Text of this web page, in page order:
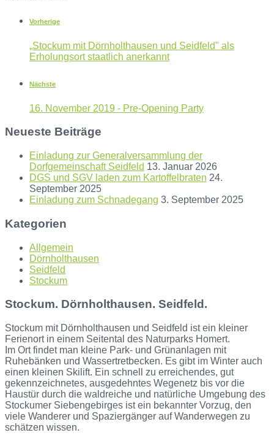
Vorherige
„Stockum mit Dörnholthausen und Seidfeld" als
Erholungsort staatlich anerkannt
Nächste
16. November 2019 - Pre-Opening Party
Neueste Beiträge
Einladung zur Generalversammlung der
Dorfgemeinschaft Seidfeld 13. Januar 2026
DGS und SGV laden zum Kartoffelbraten 24.
September 2025
Einladung zum Schnadegang 3. September 2025
Kategorien
Allgemein
Dörnholthausen
Seidfeld
Stockum
Stockum. Dörnholthausen. Seidfeld.
Stockum mit Dörnholthausen und Seidfeld ist ein kleiner
Ferienort in einem Seitental des Naturparks Homert.
Im Ort findet man kleine Park- und Grünanlagen mit
Ruhebänken und Wassertretbecken. Es gibt im Winter auch
einen kleinen Skilift. Ein schnell zu erreichendes, gut
gekennzeichnetes, ausgedehntes Wegenetz bis vor die
Haustür durch die waldreiche und natürliche Umgebung des
Stockumer Siebengebirges ist ein bekannter Vorzug, den
viele Wanderer und Spaziergänger auf Wanderwegen zu
schätzen wissen.